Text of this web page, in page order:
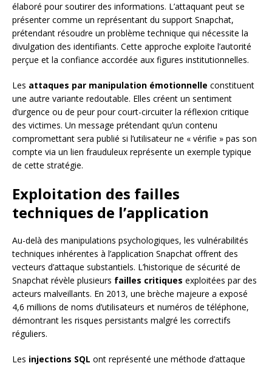
élaboré pour soutirer des informations. L’attaquant peut se
présenter comme un représentant du support Snapchat,
prétendant résoudre un problème technique qui nécessite la
divulgation des identifiants. Cette approche exploite l’autorité
perçue et la confiance accordée aux figures institutionnelles.
Les attaques par manipulation émotionnelle constituent
une autre variante redoutable. Elles créent un sentiment
d’urgence ou de peur pour court-circuiter la réflexion critique
des victimes. Un message prétendant qu’un contenu
compromettant sera publié si l’utilisateur ne « vérifie » pas son
compte via un lien frauduleux représente un exemple typique
de cette stratégie.
Exploitation des failles
techniques de l’application
Au-delà des manipulations psychologiques, les vulnérabilités
techniques inhérentes à l’application Snapchat offrent des
vecteurs d’attaque substantiels. L’historique de sécurité de
Snapchat révèle plusieurs failles critiques exploitées par des
acteurs malveillants. En 2013, une brèche majeure a exposé
4,6 millions de noms d’utilisateurs et numéros de téléphone,
démontrant les risques persistants malgré les correctifs
réguliers.
Les injections SQL ont représenté une méthode d’attaque